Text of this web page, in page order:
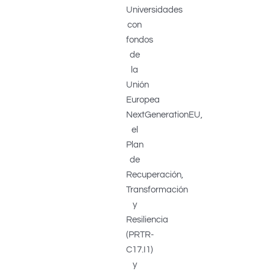
Universidades
con
fondos
de
la
Unión
Europea
NextGenerationEU,
el
Plan
de
Recuperación,
Transformación
y
Resiliencia
(PRTR-
C17.I1)
y